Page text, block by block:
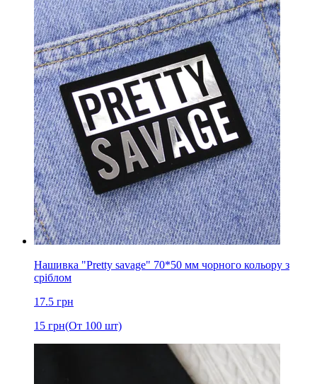
Нашивка "Pretty savage" 70*50 мм чорного кольору з
сріблом
17.5 грн
15 грн(От 100 шт)